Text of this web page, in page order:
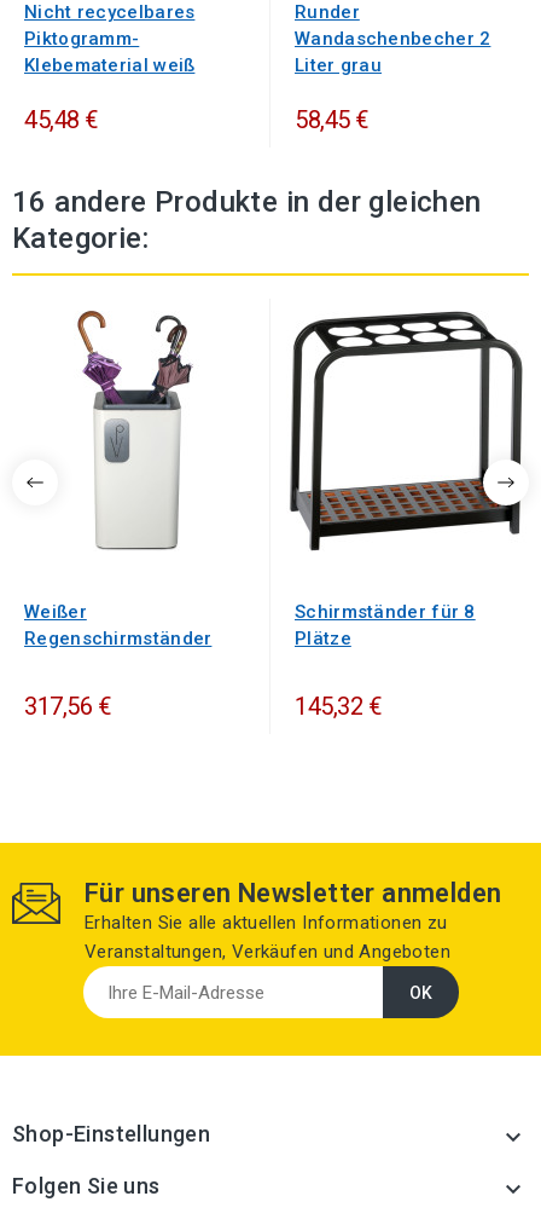
Nicht recycelbares
Piktogramm-
Klebematerial weiß
45,48 €
Runder
Wandaschenbecher 2
Liter grau
58,45 €
16 andere Produkte in der gleichen
Kategorie:
Weißer
Regenschirmständer
317,56 €
Schirmständer für 8
Plätze
145,32 €
Für unseren Newsletter anmelden
Erhalten Sie alle aktuellen Informationen zu
Veranstaltungen, Verkäufen und Angeboten
Shop-Einstellungen 
Folgen Sie uns 